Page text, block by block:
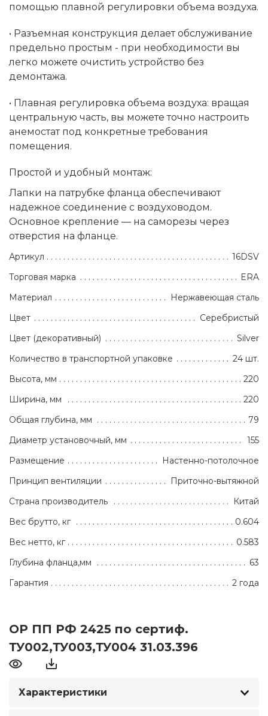
помощью плавной регулировки объема воздуха.
• Разъемная конструкция делает обслуживание
предельно простым - при необходимости вы
легко можете очистить устройство без
демонтажа.
• Плавная регулировка объема воздуха: вращая
центральную часть, вы можете точно настроить
анемостат под конкретные требования
помещения.
Простой и удобный монтаж:
Лапки на патрубке фланца обеспечивают
надежное соединение с воздуховодом.
Основное крепление — на саморезы через
отверстия на фланце.
Артикул
16DSV
Торговая марка
ERA
Материал
Нержавеющая сталь
Цвет
Серебристый
Цвет (декоративный)
Silver
Количество в транспортной упаковке
24 шт.
Высота, мм
220
Ширина, мм
220
Общая глубина, мм
79
Диаметр установочный, мм
155
Размещение
Настенно-потолочное
Принцип вентиляции
Приточно-вытяжной
Страна производитель
Китай
Вес брутто, кг
0.604
Вес нетто, кг
0.583
Глубина фланца,мм
63
Гарантия
2 года
ОР ПП РФ 2425 по сертиф.
ТУ002,ТУ003,ТУ004 31.03.396
Характеристики